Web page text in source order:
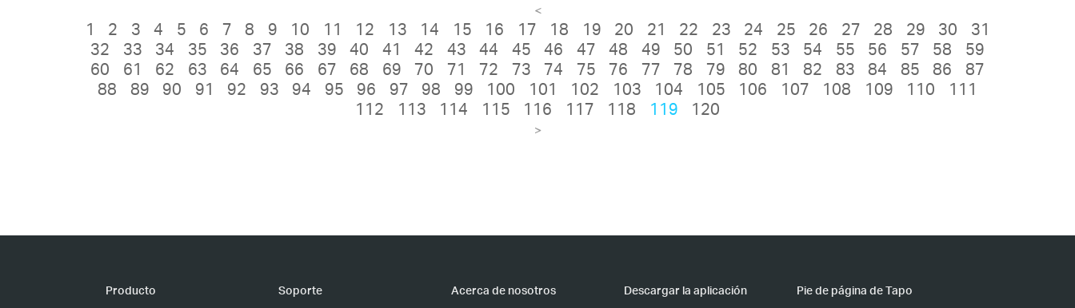
<
1 2 3 4 5 6 7 8 9 10 11 12 13 14 15 16 17 18 19 20 21 22 23 24 25 26 27 28 29 30
31
32
33 34 35 36 37 38 39 40 41 42 43 44 45 46 47 48 49 50 51 52 53 54 55 56 57 58
59
60
61 62 63 64 65 66 67 68 69 70 71 72 73 74 75 76 77 78 79 80 81 82 83 84 85 86
87
88
89 90 91 92 93 94 95 96 97 98 99 100 101 102 103 104 105 106 107 108 109 110
111
112
113 114 115 116 117 118 119 120
>
Producto Soporte Acerca de nosotros Descargar la aplicación Pie de página de Tapo